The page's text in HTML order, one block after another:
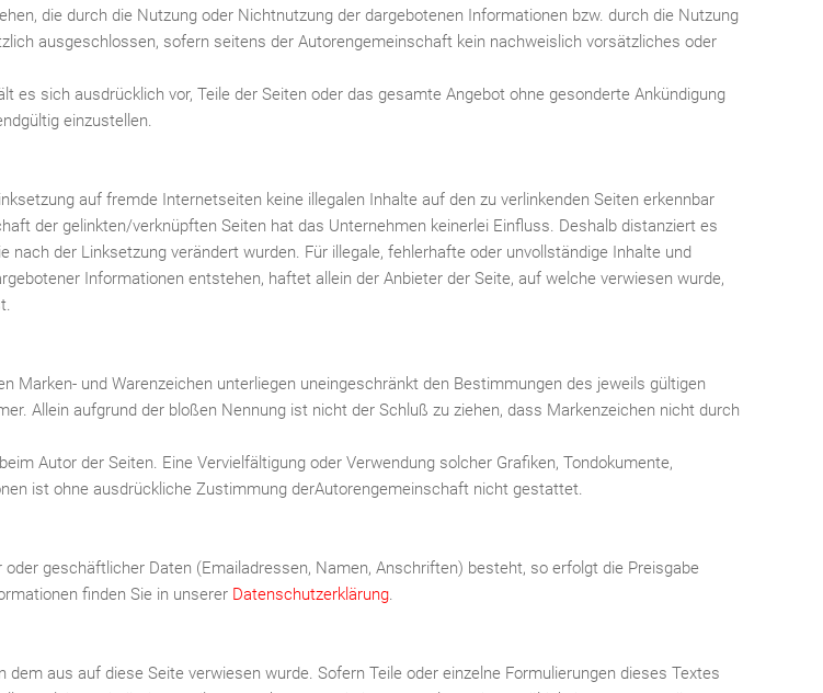
die durch die Nutzung oder Nichtnutzung der dargebotenen Informationen bzw. durch die Nutzung
ausgeschlossen, sofern seitens der Autorengemeinschaft kein nachweislich vorsätzliches oder
es sich ausdrücklich vor, Teile der Seiten oder das gesamte Angebot ohne gesonderte Ankündigung
einzustellen.
auf fremde Internetseiten keine illegalen Inhalte auf den zu verlinkenden Seiten erkennbar
der gelinkten/verknüpften Seiten hat das Unternehmen keinerlei Einfluss. Deshalb distanziert es
der Linksetzung verändert wurden. Für illegale, fehlerhafte oder unvollständige Inhalte und
Informationen entstehen, haftet allein der Anbieter der Seite, auf welche verwiesen wurde,
und Warenzeichen unterliegen uneingeschränkt den Bestimmungen des jeweils gültigen
Allein aufgrund der bloßen Nennung ist nicht der Schluß zu ziehen, dass Markenzeichen nicht durch
Autor der Seiten. Eine Vervielfältigung oder Verwendung solcher Grafiken, Tondokumente,
ist ohne ausdrückliche Zustimmung derAutorengemeinschaft nicht gestattet.
geschäftlicher Daten (Emailadressen, Namen, Anschriften) besteht, so erfolgt die Preisgabe
finden Sie in unserer Datenschutzerklärung.
aus auf diese Seite verwiesen wurde. Sofern Teile oder einzelne Formulierungen dieses Textes